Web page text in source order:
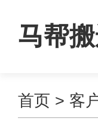
马帮
首页 > 客